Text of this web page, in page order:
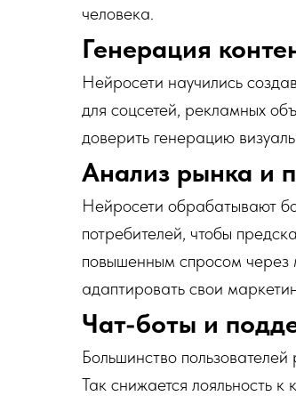
человека.
Генерация
Нейросети научились
для соцсетей, рекламных
доверить генерацию
Анализ рынка и
Нейросети обрабатывают
потребителей, чтобы
повышенным спросом через
адаптировать свои
Чат-боты и
Большинство
Так снижается лояльность